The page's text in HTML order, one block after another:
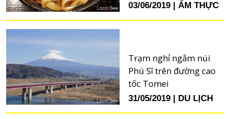
03/06/2019 ẨM THỰC
Trạm nghỉ ngắm núi
Phú Sĩ trên đường cao
tốc Tomei
31/05/2019 DU LỊCH